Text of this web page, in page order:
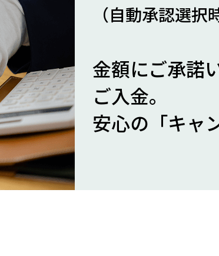
（自動承認選択
金額にご承諾
ご入金。
安心の「キャ